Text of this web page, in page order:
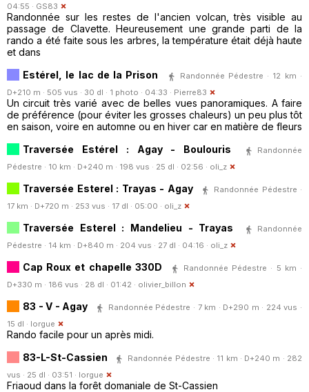
04:55 · GS83
Randonnée sur les restes de l'ancien volcan, très visible au
passage de Clavette. Heureusement une grande parti de la
rando a été faite sous les arbres, la température était déjà haute
et dans
Estérel, le lac de la Prison
Randonnée Pédestre · 12 km ·
D+210 m · 505 vus · 30 dl · 1 photo · 04:33 · Pierre83
Un circuit très varié avec de belles vues panoramiques. A faire
de préférence (pour éviter les grosses chaleurs) un peu plus tôt
en saison, voire en automne ou en hiver car en matière de fleurs
Traversée Estérel : Agay - Boulouris
Randonnée
Pédestre · 10 km · D+240 m · 198 vus · 25 dl · 02:56 · oli_z
Traversée Esterel : Trayas - Agay
Randonnée Pédestre ·
17 km · D+720 m · 253 vus · 17 dl · 05:00 · oli_z
Traversée Esterel : Mandelieu - Trayas
Randonnée
Pédestre · 14 km · D+840 m · 204 vus · 27 dl · 04:16 · oli_z
Cap Roux et chapelle 330D
Randonnée Pédestre · 5 km ·
D+330 m · 186 vus · 28 dl · 01:42 · olivier_billon
83 - V - Agay
Randonnée Pédestre · 7 km · D+290 m · 224 vus ·
15 dl · lorgue
Rando facile pour un après midi.
83-L-St-Cassien
Randonnée Pédestre · 11 km · D+240 m · 282
vus · 25 dl · 03:51 · lorgue
Friaoud dans la forêt domaniale de St-Cassien